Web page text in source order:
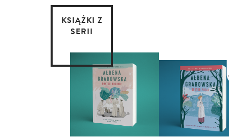
KSIĄŻKI Z
SERII